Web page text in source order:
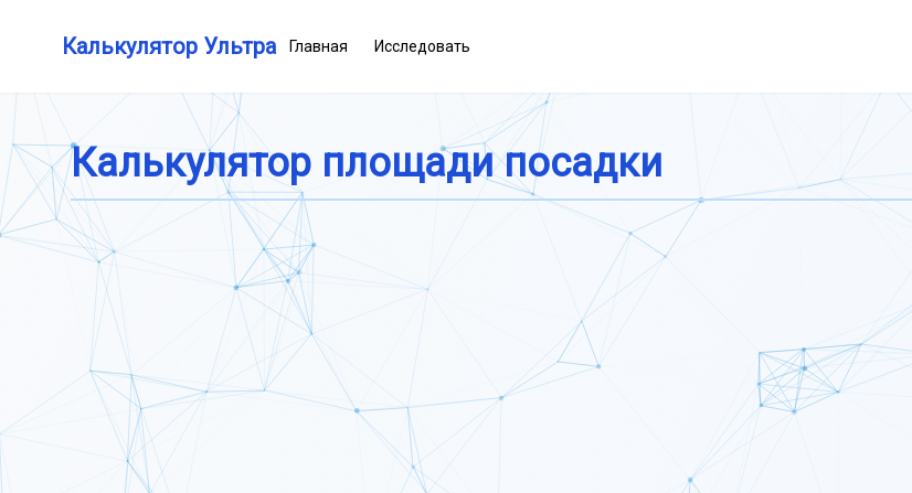
Калькулятор Ультра Главная Исследовать
Калькулятор площади посадки